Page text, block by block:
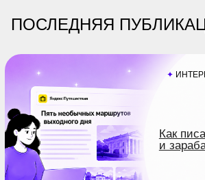
и зарабатывать?